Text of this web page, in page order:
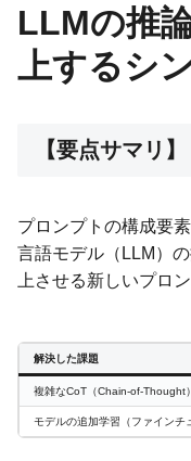
LLMの推
上するシ
【要点サマリ】
プロンプトの構成要
言語モデル（LLM）
上させる新しいプロ
解決した課題
複雑なCoT（Chain-of-Thought
モデルの追加学習（ファインチ